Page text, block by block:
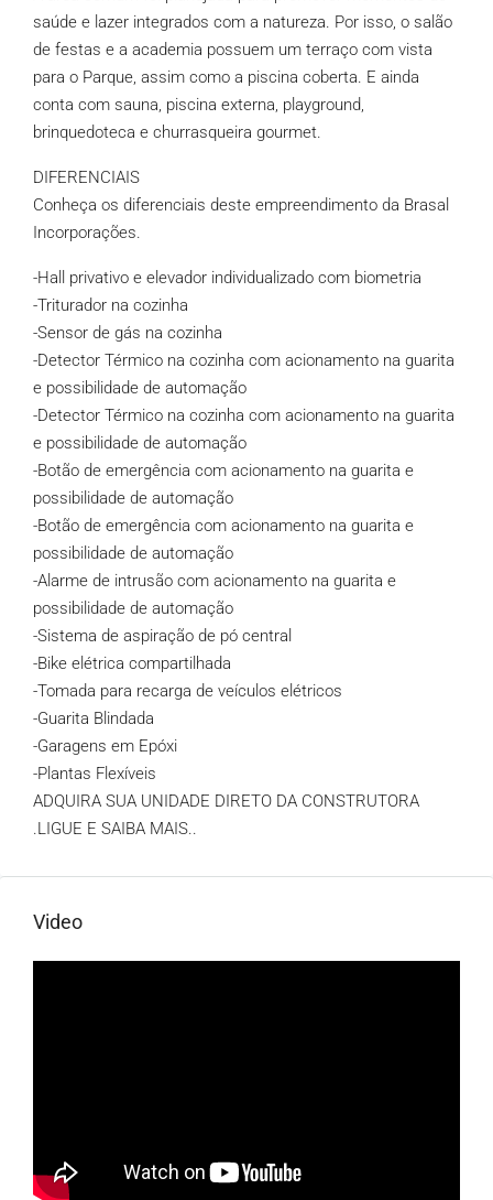
saúde e lazer integrados com a natureza. Por isso, o salão
de festas e a academia possuem um terraço com vista
para o Parque, assim como a piscina coberta. E ainda
conta com sauna, piscina externa, playground,
brinquedoteca e churrasqueira gourmet.
DIFERENCIAIS
Conheça os diferenciais deste empreendimento da Brasal
Incorporações.
-Hall privativo e elevador individualizado com biometria
-Triturador na cozinha
-Sensor de gás na cozinha
-Detector Térmico na cozinha com acionamento na guarita
e possibilidade de automação
-Detector Térmico na cozinha com acionamento na guarita
e possibilidade de automação
-Botão de emergência com acionamento na guarita e
possibilidade de automação
-Botão de emergência com acionamento na guarita e
possibilidade de automação
-Alarme de intrusão com acionamento na guarita e
possibilidade de automação
-Sistema de aspiração de pó central
-Bike elétrica compartilhada
-Tomada para recarga de veículos elétricos
-Guarita Blindada
-Garagens em Epóxi
-Plantas Flexíveis
ADQUIRA SUA UNIDADE DIRETO DA CONSTRUTORA
.LIGUE E SAIBA MAIS..
Video